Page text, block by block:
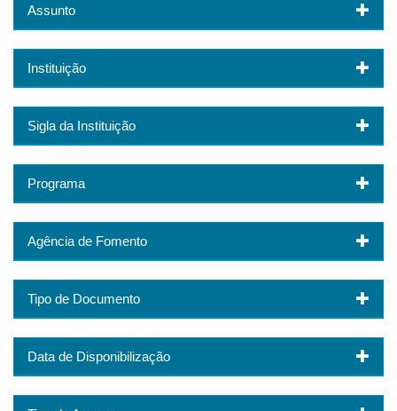
Assunto
Instituição
Sigla da Instituição
Programa
Agência de Fomento
Tipo de Documento
Data de Disponibilização